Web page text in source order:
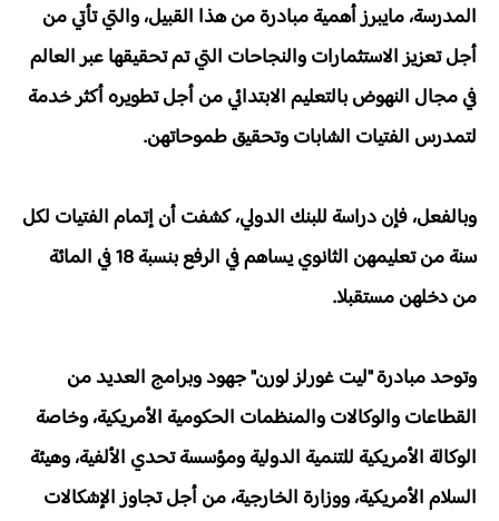
المدرسة، مايبرز أهمية مبادرة من هذا القبيل، والتي تأتي من
أجل تعزيز الاستثمارات والنجاحات التي تم تحقيقها عبر العالم
في مجال النهوض بالتعليم الابتدائي من أجل تطويره أكثر خدمة
لتمدرس الفتيات الشابات وتحقيق طموحاتهن.
وبالفعل، فإن دراسة للبنك الدولي، كشفت أن إتمام الفتيات لكل
سنة من تعليمهن الثانوي يساهم في الرفع بنسبة 18 في المائة
من دخلهن مستقبلا.
وتوحد مبادرة "ليت غورلز لورن" جهود وبرامج العديد من
القطاعات والوكالات والمنظمات الحكومية الأمريكية، وخاصة
الوكالة الأمريكية للتنمية الدولية ومؤسسة تحدي الألفية، وهيئة
السلام الأمريكية، ووزارة الخارجية، من أجل تجاوز الإشكالات